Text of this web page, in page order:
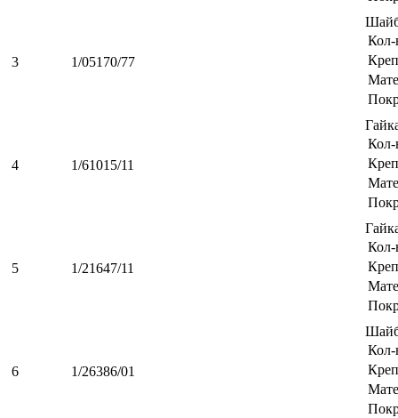
3 1/05170/77
Кол-
4 1/61015/11
Кол-
5 1/21647/11
Кол-
6 1/26386/01
Кол-